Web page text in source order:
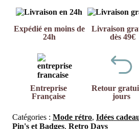
Expédié en moins de
24h
Livraison
dès 49€
Entreprise
Française
Retour
jours
Catégories : Mode rétro, Idées
Pin's et Badges, Retro Days